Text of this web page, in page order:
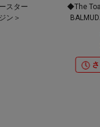
スター
ン＞
◆The